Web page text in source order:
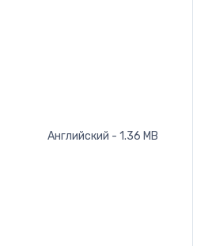
Английский - 1.36 MB